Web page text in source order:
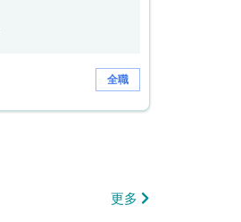
全職
更多